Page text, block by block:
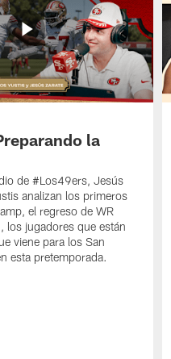
la
de #Los49ers, Jesús
analizan los primeros
el regreso de WR
los jugadores que están
viene para los San
esta pretemporada.